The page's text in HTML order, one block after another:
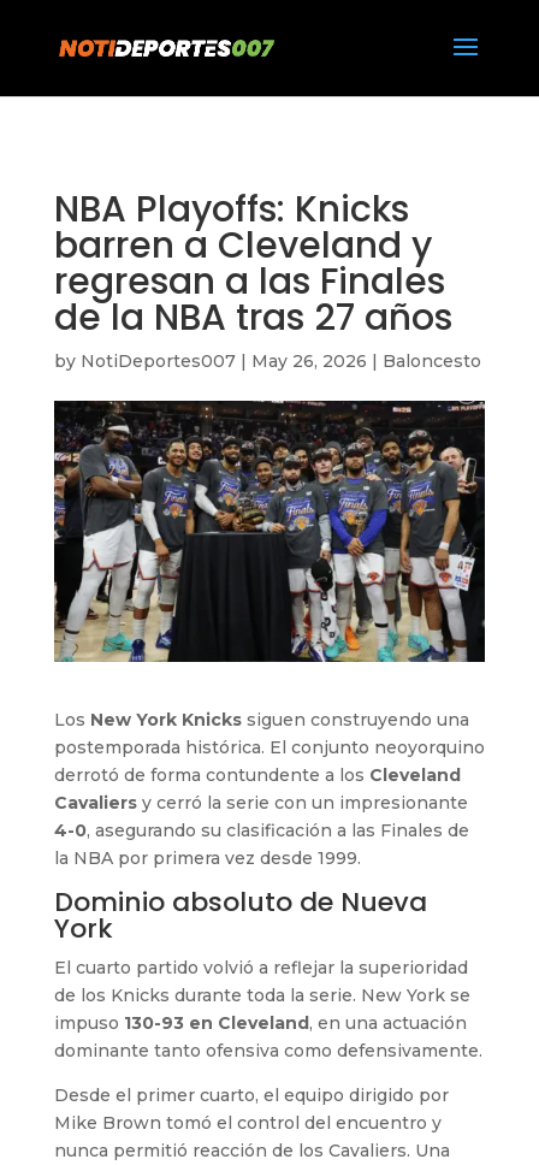
NBA Playoffs: Knicks
barren a Cleveland y
regresan a las Finales
de la NBA tras 27 años
by NotiDeportes007| May 26, 2026 | Baloncesto
Los New York Knickssiguen construyendo una
postemporada histórica. El conjunto neoyorquino
derrotó de forma contundente a los Cleveland
Cavaliersy cerró la serie con un impresionante
4-0, asegurando su clasificación a las Finales de
la NBA por primera vez desde 1999.
Dominio absoluto de Nueva
York
El cuarto partido volvió a reflejar la superioridad
de los Knicks durante toda la serie. New York se
impuso 130-93 en Cleveland, en una actuación
dominante tanto ofensiva como defensivamente.
Desde el primer cuarto, el equipo dirigido por
Mike Brown tomó el control del encuentro y
nunca permitió reacción de los Cavaliers. Una